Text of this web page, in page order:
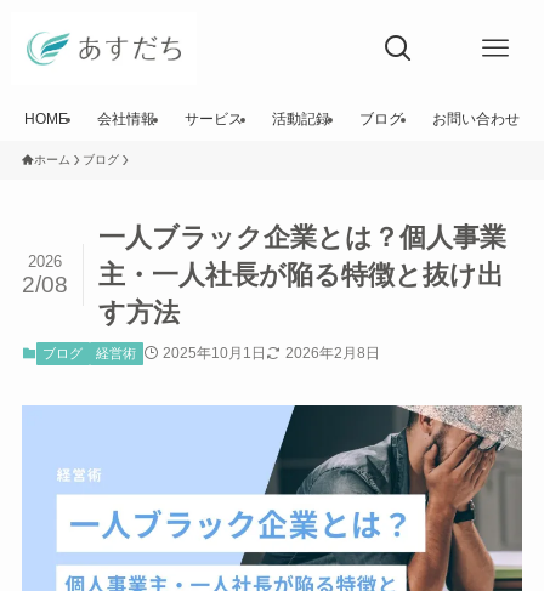
HOME 会社情報 サービス 活動記録 ブログ お問い合わせ
ホーム ブログ
一人ブラック企業とは？個人事業
主・一人社長が陥る特徴と抜け出
す方法
2026
2/08
ブログ 経営術 2025年10月1日 2026年2月8日